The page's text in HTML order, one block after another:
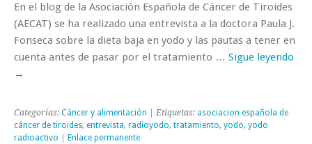
En el blog de la Asociación Española de Cáncer de Tiroides
(AECAT) se ha realizado una entrevista a la doctora Paula J.
Fonseca sobre la dieta baja en yodo y las pautas a tener en
cuenta antes de pasar por el tratamiento … Sigue leyendo
→
Categorías: Cáncer y alimentación | Etiquetas: asociacion española de
cáncer de tiroides, entrevista, radioyodo, tratamiento, yodo, yodo
radioactivo
Enlace permanente